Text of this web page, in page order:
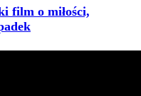
film o miłości,